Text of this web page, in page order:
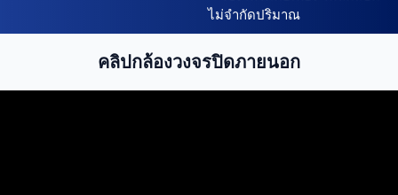
ไม่จำกัดปริมาณ
คลิปกล้องวงจรปิดภายนอก